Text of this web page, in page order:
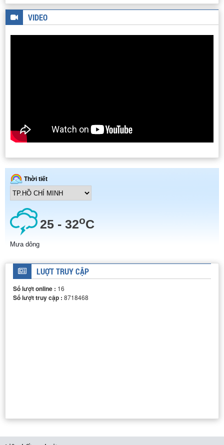
DÂY CHUYỀN SẢN XUẤT THUỐC TUYỂN
VIDEO
LUỢT TRUY CẬP
Số lượt online : 16
Số lượt truy cập : 8718468